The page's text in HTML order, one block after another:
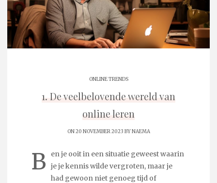
ONLINE TRENDS
1. De veelbelovende wereld van
online leren
ON 20 NOVEMBER 2023 BYNAEMA
B
en je ooit in een situatie geweest waarin
je je kennis wilde vergroten, maar je
had gewoon niet genoeg tijd of